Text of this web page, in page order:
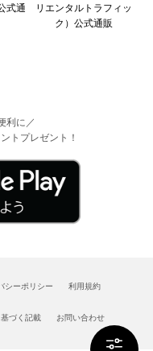
利に／
トプレゼント！
シーポリシー 利用規約
づく記載 お問い合わせ